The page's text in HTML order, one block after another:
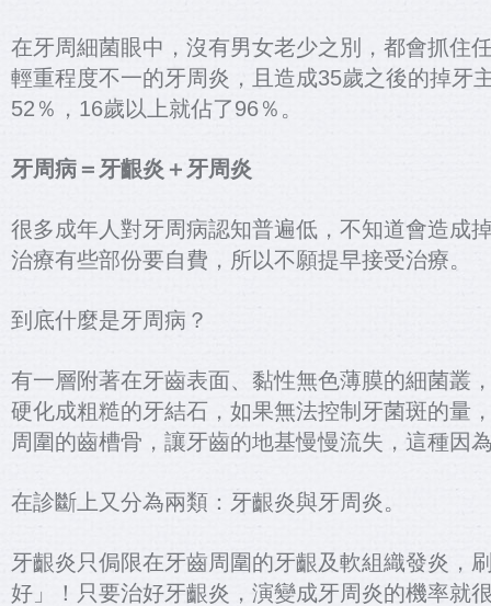
在牙周細菌眼中，沒有男女老少之別，都會抓住
輕重程度不一的牙周炎，且造成35歲之後的掉牙
52％，16歲以上就佔了96％。
牙周病＝牙齦炎＋牙周炎
很多成年人對牙周病認知普遍低，不知道會造成
治療有些部份要自費，所以不願提早接受治療。
到底什麼是牙周病？
有一層附著在牙齒表面、黏性無色薄膜的細菌叢
硬化成粗糙的牙結石，如果無法控制牙菌斑的量
周圍的齒槽骨，讓牙齒的地基慢慢流失，這種因
在診斷上又分為兩類：牙齦炎與牙周炎。
牙齦炎只侷限在牙齒周圍的牙齦及軟組織發炎，
好」！ 只要治好牙齦炎，演變成牙周炎的機率就